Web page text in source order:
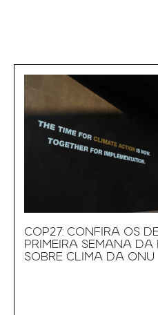
COP27: CONFIRA OS
PRIMEIRA SEMANA DA
SOBRE CLIMA DA ONU